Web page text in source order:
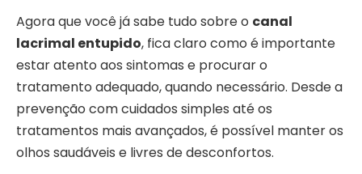
Agora que você já sabe tudo sobre o canal
lacrimal entupido, fica claro como é importante
estar atento aos sintomas e procurar o
tratamento adequado, quando necessário. Desde a
prevenção com cuidados simples até os
tratamentos mais avançados, é possível manter os
olhos saudáveis e livres de desconfortos.